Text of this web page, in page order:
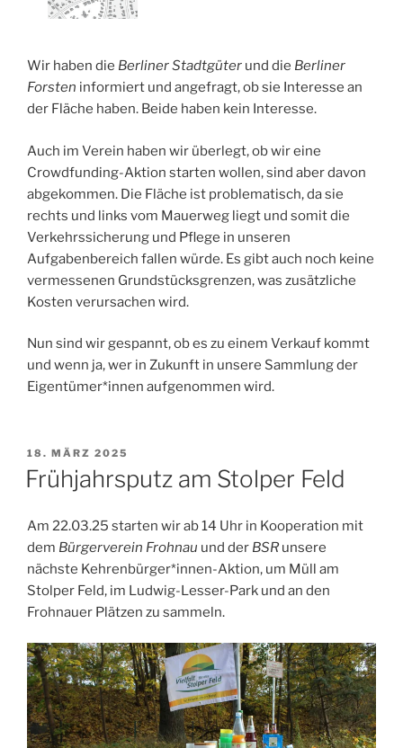
Wir haben die Berliner Stadtgüter und die Berliner
Forsten informiert und angefragt, ob sie Interesse an
der Fläche haben. Beide haben kein Interesse.
Auch im Verein haben wir überlegt, ob wir eine
Crowdfunding-Aktion starten wollen, sind aber davon
abgekommen. Die Fläche ist problematisch, da sie
rechts und links vom Mauerweg liegt und somit die
Verkehrssicherung und Pflege in unseren
Aufgabenbereich fallen würde. Es gibt auch noch keine
vermessenen Grundstücksgrenzen, was zusätzliche
Kosten verursachen wird.
Nun sind wir gespannt, ob es zu einem Verkauf kommt
und wenn ja, wer in Zukunft in unsere Sammlung der
Eigentümer*innen aufgenommen wird.
VERÖFFENTLICHT
AM
18. MÄRZ 2025
Frühjahrsputz am Stolper Feld
Am 22.03.25 starten wir ab 14 Uhr in Kooperation mit
dem Bürgerverein Frohnau und der BSRunsere
nächste Kehrenbürger*innen-Aktion, um Müll am
Stolper Feld, im Ludwig-Lesser-Park und an den
Frohnauer Plätzen zu sammeln.